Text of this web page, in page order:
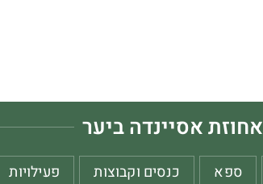
אחוזת אסיינדה ביער
ספא כנסים וקבוצות פעילויות